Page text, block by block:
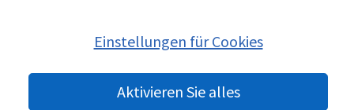
Einstellungen für Cookies
Aktivieren Sie alles